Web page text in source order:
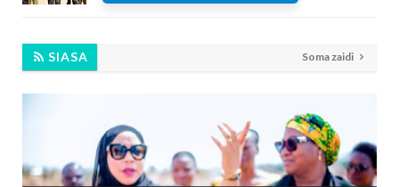
SIASA Soma zaidi